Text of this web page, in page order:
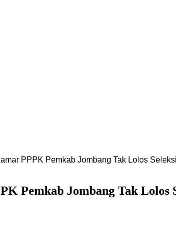
PPPK Pemkab Jombang Tak Lolos
Pemkab Jombang Tak Lolos